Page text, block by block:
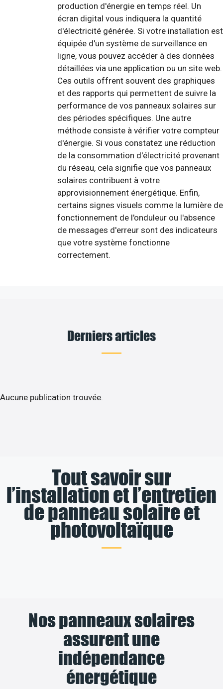
production d'énergie en temps réel. Un
écran digital vous indiquera la quantité
d'électricité générée. Si votre installation est
équipée d'un système de surveillance en
ligne, vous pouvez accéder à des données
détaillées via une application ou un site web.
Ces outils offrent souvent des graphiques
et des rapports qui permettent de suivre la
performance de vos panneaux solaires sur
des périodes spécifiques. Une autre
méthode consiste à vérifier votre compteur
d'énergie. Si vous constatez une réduction
de la consommation d'électricité provenant
du réseau, cela signifie que vos panneaux
solaires contribuent à votre
approvisionnement énergétique. Enfin,
certains signes visuels comme la lumière de
fonctionnement de l'onduleur ou l'absence
de messages d'erreur sont des indicateurs
que votre système fonctionne
correctement.
Derniers articles
Aucune publication trouvée.
Tout savoir sur
l’installation et l’entretien
de panneau solaire et
photovoltaïque
Nos panneaux solaires
assurent une
indépendance
énergétique